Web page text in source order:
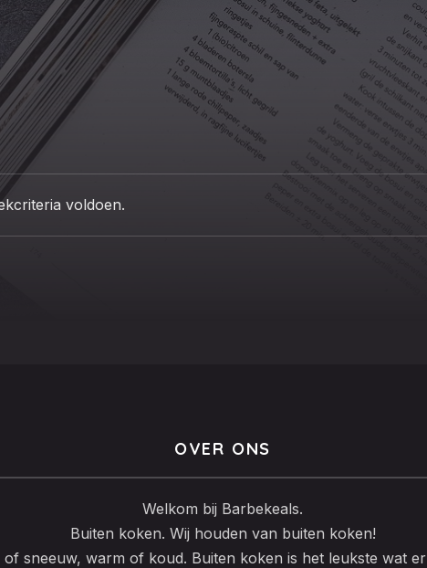
voldoen.
OVER ONS
Welkom bij Barbekeals.
Buiten koken. Wij houden van buiten koken!
sneeuw, warm of koud. Buiten koken is het leukste wat